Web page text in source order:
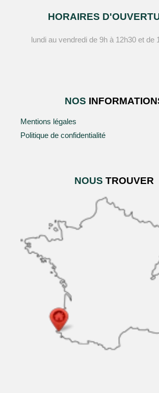
HORAIRES
lundi au vendredi de 9h à 12h30 et de
NOS
Mentions légales
Politique de confidentialité
NOUS TROUVER